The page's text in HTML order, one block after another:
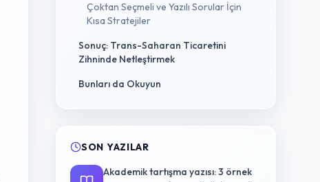
Çoktan Seçmeli ve Yazılı Sorular İçin
Kısa Stratejiler
Sonuç: Trans-Saharan Ticaretini
Zihninde Netleştirmek
Bunları da Okuyun
SON YAZILAR
Akademik tartışma yazısı: 3 örnek